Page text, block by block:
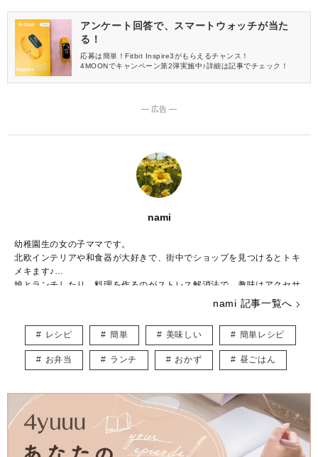
アンケート回答で、スマートウォッチが当た
る！
応募は簡単！Fitbit Inspire3がもらえるチャンス！
4MOONでキャンペーン第2弾実施中♪詳細は記事でチェック！
― 広告 ―
nami
幼稚園生の女の子ママです。
北欧インテリアや和食器が大好きで、街中でショップを見つけるとトキ
メキます♪
娘とランチしたり、料理を作るのがストレス解消法で、趣味はアクセサ
緒に暮らしたいなぁと夢見ています。
皆様に役立つ情報を、楽しくお届けしていけたらと思います♡
nami 記事一覧へ
レシピ 簡単 美味しい 簡単レシピ
お弁当 ランチ おかず 昼ごはん